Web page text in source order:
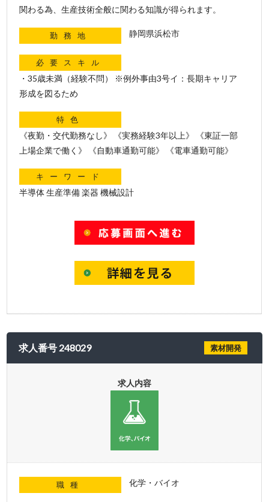
関わる為、生産技術全般に関わる知識が得られます。
勤務地 静岡県浜松市
必要スキル
・35歳未満（経験不問） ※例外事由3号イ：長期キャリア
形成を図るため
特色
《夜勤・交代勤務なし》 《実務経験3年以上》 《東証一部
上場企業で働く》 《自動車通勤可能》 《電車通勤可能》
キーワード
半導体 生産準備 楽器 機械設計
求人番号 248029 素材開発
求人内容
職種 化学・バイオ